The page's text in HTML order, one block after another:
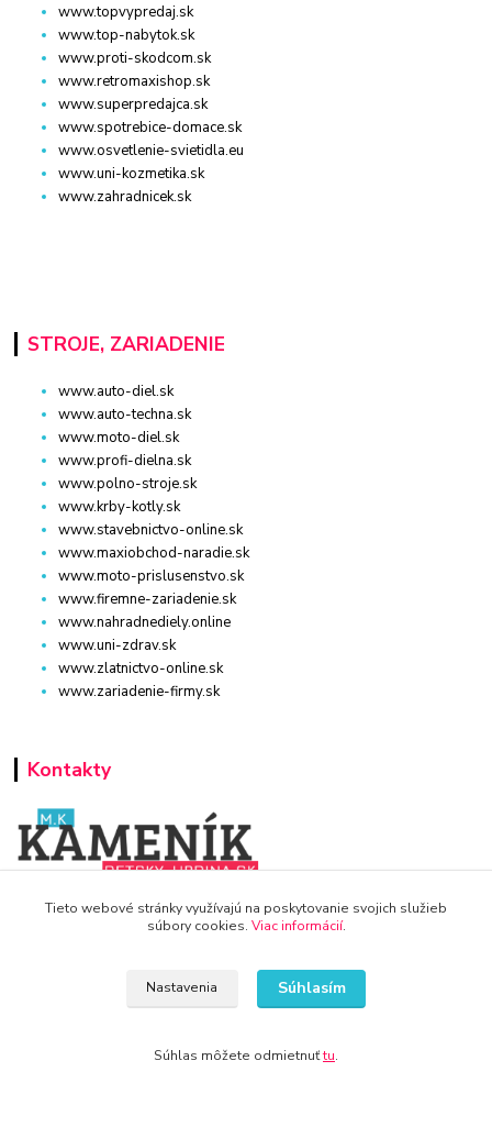
www.topvypredaj.sk
www.top-nabytok.sk
www.proti-skodcom.sk
www.retromaxishop.sk
www.superpredajca.sk
www.spotrebice-domace.sk
www.osvetlenie-svietidla.eu
www.uni-kozmetika.sk
www.zahradnicek.sk
STROJE, ZARIADENIE
www.auto-diel.sk
www.auto-techna.sk
www.moto-diel.sk
www.profi-dielna.sk
www.polno-stroje.sk
www.krby-kotly.sk
www.stavebnictvo-online.sk
www.maxiobchod-naradie.sk
www.moto-prislusenstvo.sk
www.firemne-zariadenie.sk
www.nahradnediely.online
www.uni-zdrav.sk
www.zlatnictvo-online.sk
www.zariadenie-firmy.sk
Kontakty
WWW.DETSKY-HRDINA.SK
+421 940 949 000
Tieto webové stránky využívajú na poskytovanie svojich služieb
súbory cookies. Viac informácií.
Nastavenia Súhlasím
Súhlas môžete odmietnuťtu.